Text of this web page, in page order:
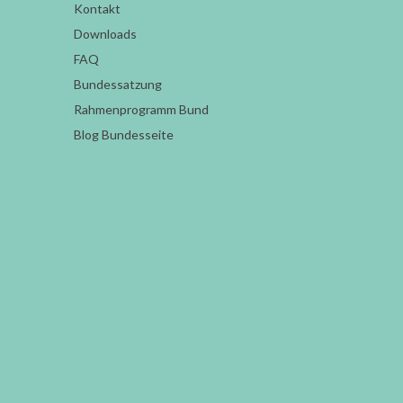
Kontakt
Downloads
FAQ
Bundessatzung
Rahmenprogramm Bund
Blog Bundesseite